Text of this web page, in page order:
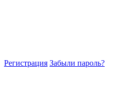
Регистрация Забыли пароль?